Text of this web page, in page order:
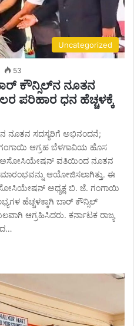
Uncategorized
53
ಕೌನ್ಸಿಲ್‌ನ ನೂತನ
ಪರಿಹಾರ ಧನ ಹೆಚ್ಚಳಕ್ಕೆ
ನೂತನ ಸದಸ್ಯರಿಗೆ ಅಭಿನಂದನೆ;
ಗಂಗಾಯಿ ಆಗ್ರಹ ಬೆಳಗಾವಿಯ ಹೊಸ
ಅಸೋಸಿಯೇಷನ್ ವತಿಯಿಂದ ನೂತನ
ಆಯೋಜಿಸಲಾಗಿತ್ತು. ಈ
ಅಧ್ಯಕ್ಷ ಬಿ. ಜೆ. ಗಂಗಾಯಿ
ಹೆಚ್ಚಳಕ್ಕಾಗಿ ಬಾರ್ ಕೌನ್ಸಿಲ್
ಆಗ್ರಹಿಸಿದರು. ಕರ್ನಾಟಕ ರಾಜ್ಯ